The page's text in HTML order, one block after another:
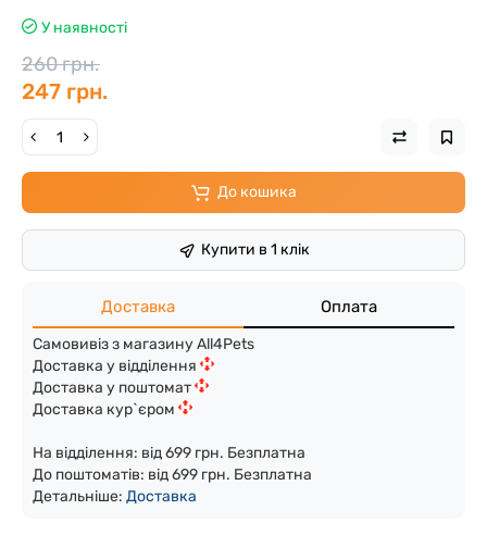
У наявності
260 грн.
247 грн.
До кошика
Купити в 1 клік
Доставка Оплата
Самовивіз з магазину All4Pets
Доставка у відділення
Доставка у поштомат
Доставка кур`єром
На відділення: від 699 грн. Безплатна
До поштоматів: від 699 грн. Безплатна
Детальніше: Доставка